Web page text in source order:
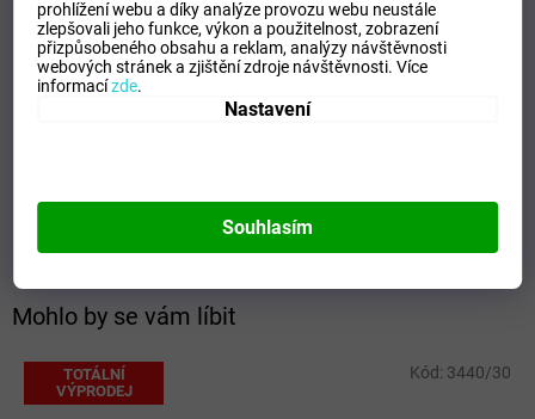
prohlížení webu a díky analýze provozu webu neustále
zlepšovali jeho funkce, výkon a použitelnost,zobrazení
přizpůsobeného obsahu a reklam, analýzy návštěvnosti
webových stránek a zjištění zdroje návštěvnosti.Více
informacízde.
Nastavení
Souhlasím
Mohlo by se vám líbit
TOTÁLNÍ
VÝPRODEJ
Kód: 3440/30
Kategorie:
Dětské sandále
Záruka:
2 roky
EAN:
8585003435667
Střih:
Standardní